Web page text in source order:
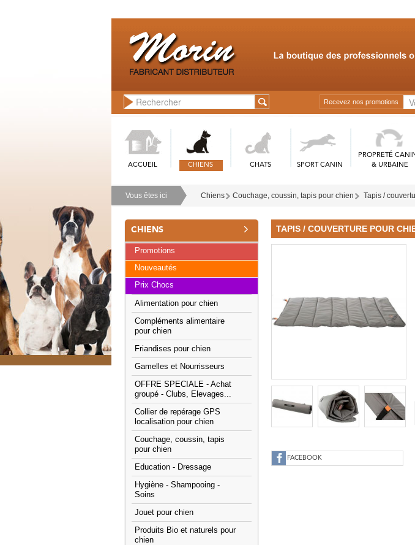
Recevez nos promotions
ACCUEIL CHIENS CHATS SPORT CANIN
PROPRETÉ
& URBAINE
Vous êtes ici Chiens Couchage, coussin, tapis pour chien Tapis /
CHIENS
Promotions
Nouveautés
Prix Chocs
Alimentation pour chien
Compléments alimentaire
pour chien
Friandises pour chien
Gamelles et Nourrisseurs
OFFRE SPECIALE - Achat
groupé - Clubs, Elevages...
Collier de repérage GPS
localisation pour chien
Couchage, coussin, tapis
pour chien
Education - Dressage
Hygiène - Shampooing -
Soins
Jouet pour chien
Produits Bio et naturels pour
chien
TAPIS / COUVERTURE POUR
FACEBOOK